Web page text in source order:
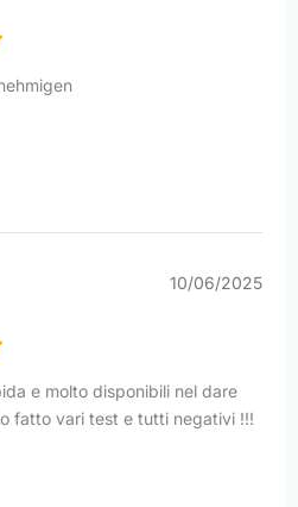
10/06/2025
e molto disponibili nel dare
fatto vari test e tutti negativi !!!